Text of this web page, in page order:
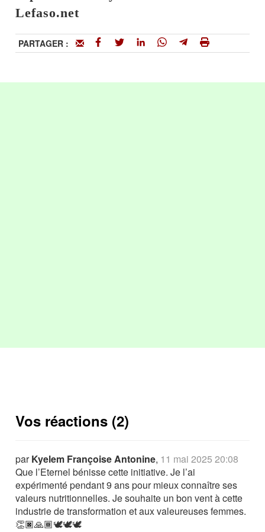
Lefaso.net
PARTAGER :
Vos réactions (2)
parKyelem Françoise Antonine, 11 mai 2025 20:08
Que l’Eternel bénisse cette initiative. Je l’ai
expérimenté pendant 9 ans pour mieux connaître ses
valeurs nutritionnelles. Je souhaite un bon vent à cette
industrie de transformation et aux valeureuses femmes.
👏🏿🙏🏾🕊🕊🕊